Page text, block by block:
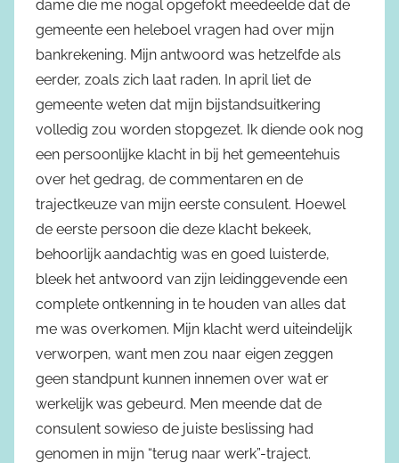
dame die me nogal opgefokt meedeelde dat de
gemeente een heleboel vragen had over mijn
bankrekening. Mijn antwoord was hetzelfde als
eerder, zoals zich laat raden. In april liet de
gemeente weten dat mijn bijstandsuitkering
volledig zou worden stopgezet. Ik diende ook nog
een persoonlijke klacht in bij het gemeentehuis
over het gedrag, de commentaren en de
trajectkeuze van mijn eerste consulent. Hoewel
de eerste persoon die deze klacht bekeek,
behoorlijk aandachtig was en goed luisterde,
bleek het antwoord van zijn leidinggevende een
complete ontkenning in te houden van alles dat
me was overkomen. Mijn klacht werd uiteindelijk
verworpen, want men zou naar eigen zeggen
geen standpunt kunnen innemen over wat er
werkelijk was gebeurd. Men meende dat de
consulent sowieso de juiste beslissing had
genomen in mijn “terug naar werk”-traject.